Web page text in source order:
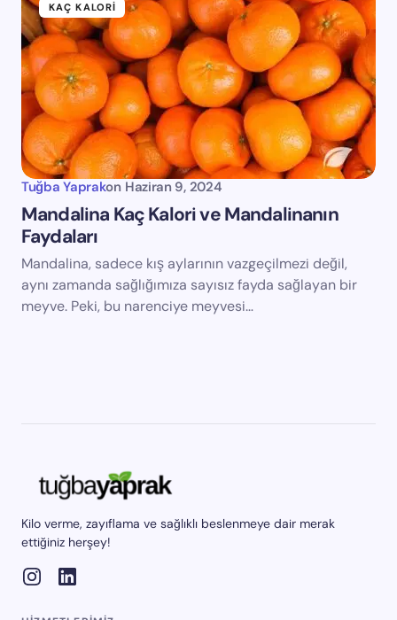
KAÇ KALORI
Tuğba Yaprakon Haziran 9, 2024
Mandalina Kaç Kalori ve Mandalinanın
Faydaları
Mandalina, sadece kış aylarının vazgeçilmezi değil,
aynı zamanda sağlığımıza sayısız fayda sağlayan bir
meyve. Peki, bu narenciye meyvesi…
Kilo verme, zayıflama ve sağlıklı beslenmeye dair merak
ettiğiniz herşey!